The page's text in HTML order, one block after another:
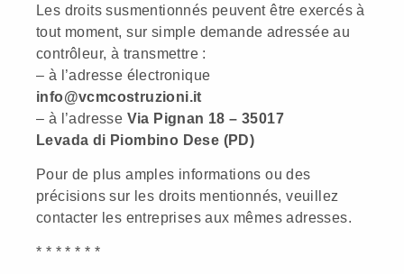
Les droits susmentionnés peuvent être exercés à
tout moment, sur simple demande adressée au
contrôleur, à transmettre :
– à l’adresse électronique
info@vcmcostruzioni.it
– à l’adresse Via Pignan 18 – 35017
Levada di Piombino Dese (PD)
Pour de plus amples informations ou des
précisions sur les droits mentionnés, veuillez
contacter les entreprises aux mêmes adresses.
* * * * * * *